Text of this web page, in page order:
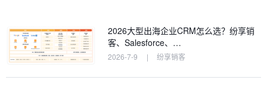
2026大型出海企业CRM怎么选？纷享销
客、Salesforce、…
2026-7-9 | 纷享销客